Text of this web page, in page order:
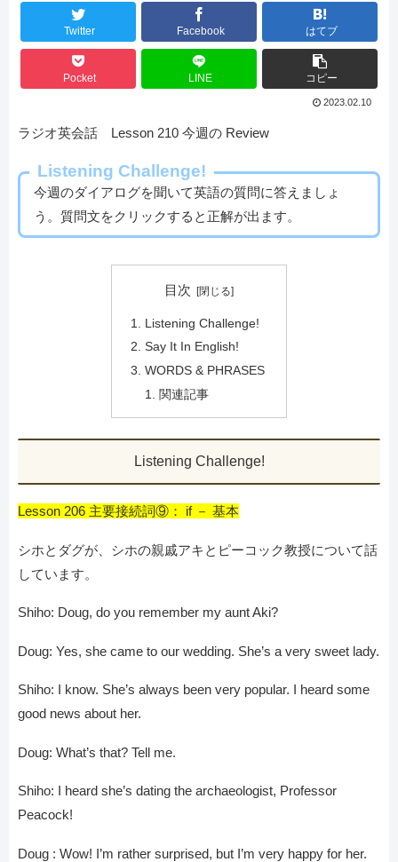
Twitter Facebook はてブ
Pocket LINE コピー
2023.02.10
ラジオ英会話 Lesson 210 今週の Review
Listening Challenge!
今週のダイアログを聞いて英語の質問に答えましょ
う。質問文をクリックすると正解が出ます。
目次
Listening Challenge!
Say It In English!
WORDS & PHRASES
関連記事
Listening Challenge!
Lesson 206 主要接続詞⑨： if － 基本
シホとダグが、シホの親戚アキとピーコック教授について話
しています。
Shiho: Doug, do you remember my aunt Aki?
Doug: Yes, she came to our wedding. She’s a very sweet lady.
Shiho: I know. She’s always been very popular. I heard some
good news about her.
Doug: What’s that? Tell me.
Shiho: I heard she’s dating the archaeologist, Professor
Peacock!
Doug : Wow! I’m rather surprised, but I’m very happy for her.